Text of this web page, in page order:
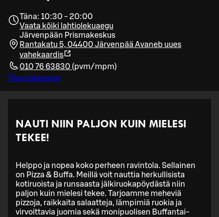
Täna: 10:30 - 20:00
Vaata kõiki lahtiolekuaegu
Järvenpään Prismakeskus
Rantakatu 5, 04400 Järvenpää Avaneb uues
vahekaardis
010 76 63830 (pvm/mpm)
Tilaa takeaway
NAUTI NIIN PALJON KUIN MIELESI
TEKEE!
Helppo ja nopea koko perheen ravintola. Sellainen
on Pizza & Buffa. Meillä voit nauttia herkullisista
kotiruoista ja runsaasta jälkiruokapöydästä niin
paljon kuin mielesi tekee. Tarjoamme meheviä
pizzoja, raikkaita salaatteja, lämpimiä ruokia ja
virvoittavia juomia sekä monipuolisen Buffantai-